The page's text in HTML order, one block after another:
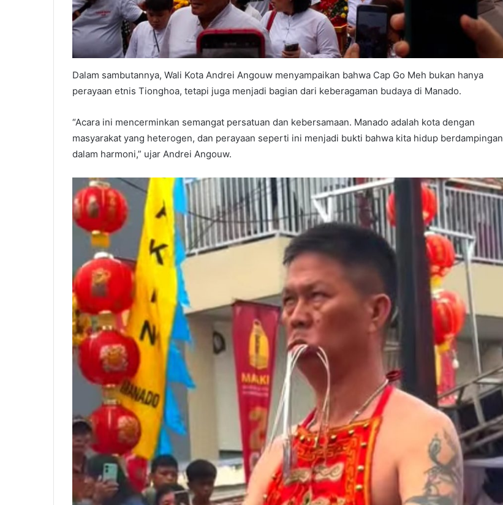
Dalam sambutannya, Wali Kota Andrei Angouw menyampaikan bahwa Cap Go Meh bukan hanya
perayaan etnis Tionghoa, tetapi juga menjadi bagian dari keberagaman budaya di Manado.
“Acara ini mencerminkan semangat persatuan dan kebersamaan. Manado adalah kota dengan
masyarakat yang heterogen, dan perayaan seperti ini menjadi bukti bahwa kita hidup berdampingan
dalam harmoni,” ujar Andrei Angouw.